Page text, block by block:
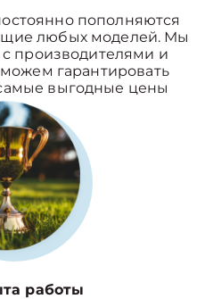
пополняются
любых моделей. Мы
производителями и
гарантировать
выгодные цены
работы